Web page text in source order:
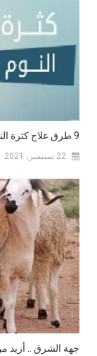
9 طرق علاج كثرة النوم :ومعلومات عن كثرة النوم
22 سبتمبر، 2021
جهة الشرق .. أزيد من 500 ألف رأس من الماشية موجهة لعيد